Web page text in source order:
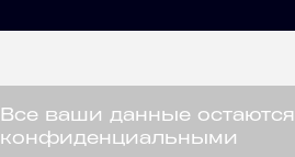
Все ваши данные остаются
конфиденциальными